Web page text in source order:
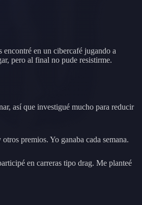
en un cibercafé jugando a
pero al final no pude resistirme.
así que investigué mucho para reducir
premios. Yo ganaba cada semana.
en carreras tipo drag. Me planteé